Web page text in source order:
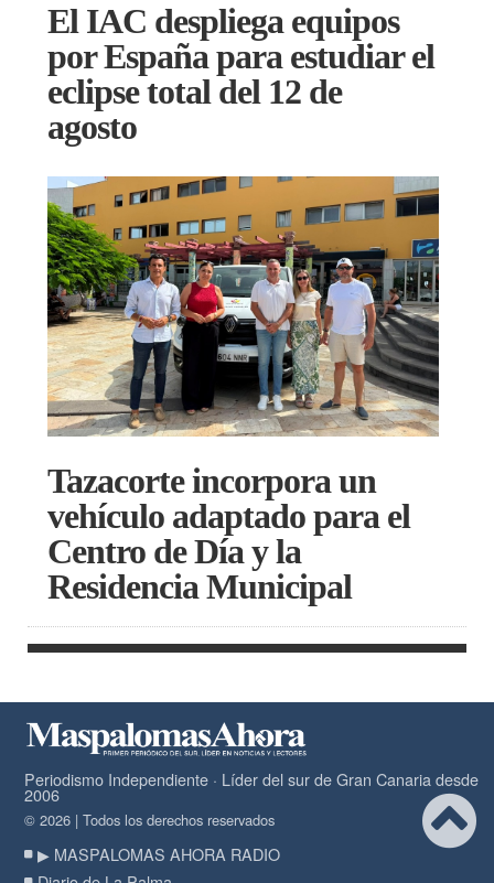
El IAC despliega equipos
por España para estudiar el
eclipse total del 12 de
agosto
Tazacorte incorpora un
vehículo adaptado para el
Centro de Día y la
Residencia Municipal
Periodismo Independiente · Líder del sur de Gran Canaria desde
2006
© 2026 | Todos los derechos reservados
▶ MASPALOMAS AHORA RADIO